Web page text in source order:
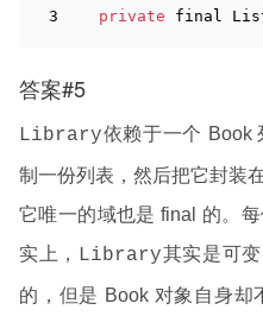
private final
答案#5
Library依赖于一个 Book
制一份列表，然后把它封装
它唯一的域也是 final 的。
实上， Library其实是可
的，但是 Book 对象自身却